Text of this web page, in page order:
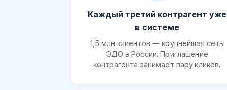
Каждый третий контрагент уже
в системе
1,5 млн клиентов — крупнейшая сеть
ЭДО в России. Приглашение
контрагента занимает пару кликов.